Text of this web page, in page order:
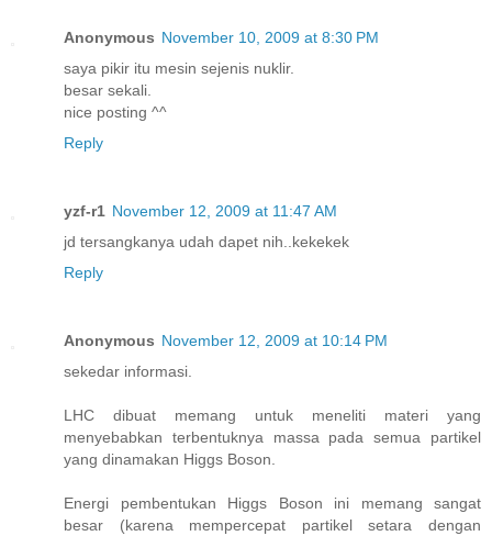
Anonymous November 10, 2009 at 8:30 PM
saya pikir itu mesin sejenis nuklir.
besar sekali.
nice posting ^^
Reply
yzf-r1 November 12, 2009 at 11:47 AM
jd tersangkanya udah dapet nih..kekekek
Reply
Anonymous November 12, 2009 at 10:14 PM
sekedar informasi.
LHC dibuat memang untuk meneliti materi yang
menyebabkan terbentuknya massa pada semua partikel
yang dinamakan Higgs Boson.
Energi pembentukan Higgs Boson ini memang sangat
besar (karena mempercepat partikel setara dengan